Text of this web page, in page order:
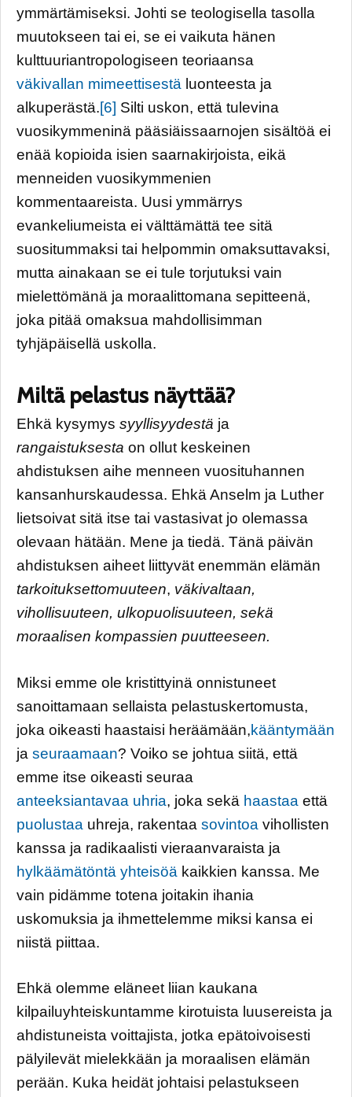
ymmärtämiseksi. Johti se teologisella tasolla
muutokseen tai ei, se ei vaikuta hänen
kulttuuriantropologiseen teoriaansa
väkivallan mimeettisestä luonteesta ja
alkuperästä.[6] Silti uskon, että tulevina
vuosikymmeninä pääsiäissaarnojen sisältöä ei
enää kopioida isien saarnakirjoista, eikä
menneiden vuosikymmenien
kommentaareista. Uusi ymmärrys
evankeliumeista ei välttämättä tee sitä
suositummaksi tai helpommin omaksuttavaksi,
mutta ainakaan se ei tule torjutuksi vain
mielettömänä ja moraalittomana sepitteenä,
joka pitää omaksua mahdollisimman
tyhjäpäisellä uskolla.
Miltä pelastus näyttää?
Ehkä kysymys syyllisyydestä ja
rangaistuksesta on ollut keskeinen
ahdistuksen aihe menneen vuosituhannen
kansanhurskaudessa. Ehkä Anselm ja Luther
lietsoivat sitä itse tai vastasivat jo olemassa
olevaan hätään. Mene ja tiedä. Tänä päivän
ahdistuksen aiheet liittyvät enemmän elämän
tarkoituksettomuuteen, väkivaltaan,
vihollisuuteen, ulkopuolisuuteen, sekä
moraalisen kompassien puutteeseen.
Miksi emme ole kristittyinä onnistuneet
sanoittamaan sellaista pelastuskertomusta,
joka oikeasti haastaisi heräämään,kääntymään
ja seuraamaan? Voiko se johtua siitä, että
emme itse oikeasti seuraa
anteeksiantavaa uhria, joka sekä haastaa että
puolustaa uhreja, rakentaa sovintoa vihollisten
kanssa ja radikaalisti vieraanvaraista ja
hylkäämätöntä yhteisöä kaikkien kanssa. Me
vain pidämme totena joitakin ihania
uskomuksia ja ihmettelemme miksi kansa ei
niistä piittaa.
Ehkä olemme eläneet liian kaukana
kilpailuyhteiskuntamme kirotuista luusereista ja
ahdistuneista voittajista, jotka epätoivoisesti
pälyilevät mielekkään ja moraalisen elämän
perään. Kuka heidät johtaisi pelastukseen